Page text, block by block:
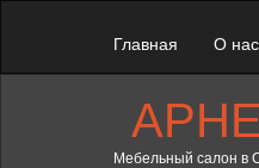
Главная О нас
Мебельный салон в